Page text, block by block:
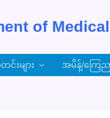
of
င်းများ အမိန့်/ကြေည